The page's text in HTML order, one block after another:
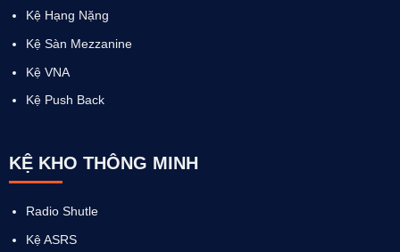
Kệ Hạng Nặng
Kệ Sàn Mezzanine
Kệ VNA
Kệ Push Back
KỆ KHO THÔNG MINH
Radio Shutle
Kệ ASRS